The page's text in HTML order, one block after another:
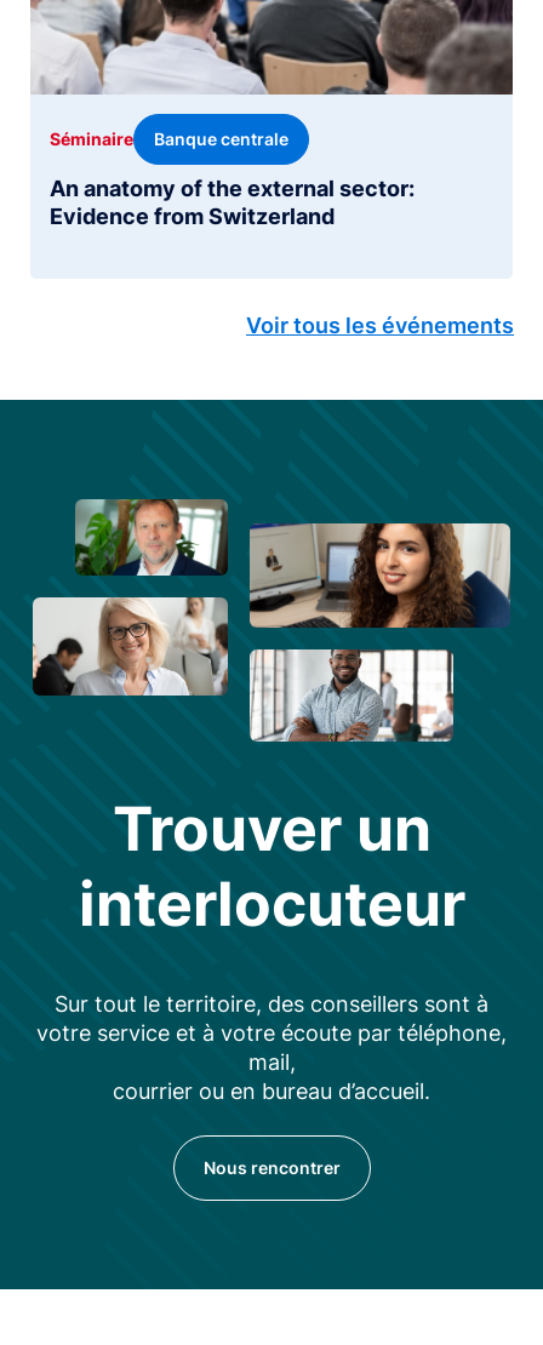
An anatomy of the external sector:
Evidence from Switzerland
Séminaire Banque centrale
Voir tous les événements
Trouver un
interlocuteur
Sur tout le territoire, des conseillers sont à
votre service et à votre écoute par téléphone,
mail,
courrier ou en bureau d’accueil.
Nous rencontrer